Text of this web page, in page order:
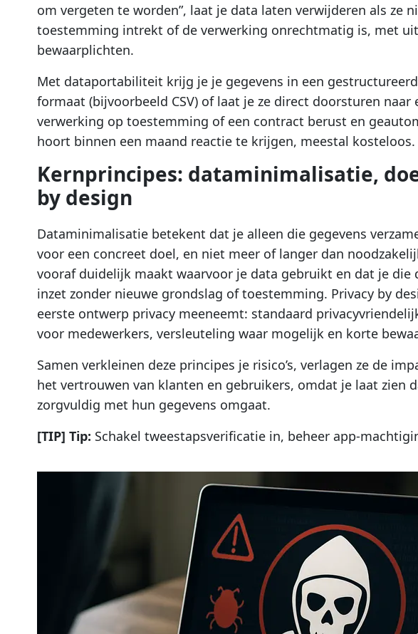
om vergeten te worden”, laat je data laten verwijderen als ze
toestemming intrekt of de verwerking onrechtmatig is, met
bewaarplichten.
Met dataportabiliteit krijg je je gegevens in een
formaat (bijvoorbeeld CSV) of laat je ze direct doorsturen naar
verwerking op toestemming of een contract berust en
hoort binnen een maand reactie te krijgen, meestal kosteloos.
Kernprincipes: dataminimalisatie,
by design
Dataminimalisatie betekent dat je alleen die gegevens
voor een concreet doel, en niet meer of langer dan
vooraf duidelijk maakt waarvoor je data gebruikt en dat je die
inzet zonder nieuwe grondslag of toestemming. Privacy by
eerste ontwerp privacy meeneemt: standaard
voor medewerkers, versleuteling waar mogelijk en korte
Samen verkleinen deze principes je risico’s, verlagen ze de
het vertrouwen van klanten en gebruikers, omdat je laat zien
zorgvuldig met hun gegevens omgaat.
[TIP] Tip: Schakel tweestapsverificatie in, beheer app-